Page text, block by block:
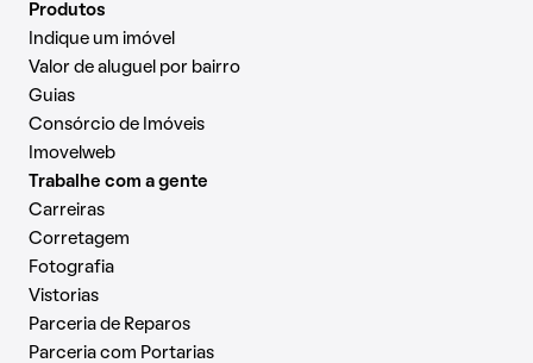
Produtos
Indique um imóvel
Valor de aluguel por bairro
Guias
Consórcio de Imóveis
Imovelweb
Trabalhe com a gente
Carreiras
Corretagem
Fotografia
Vistorias
Parceria de Reparos
Parceria com Portarias